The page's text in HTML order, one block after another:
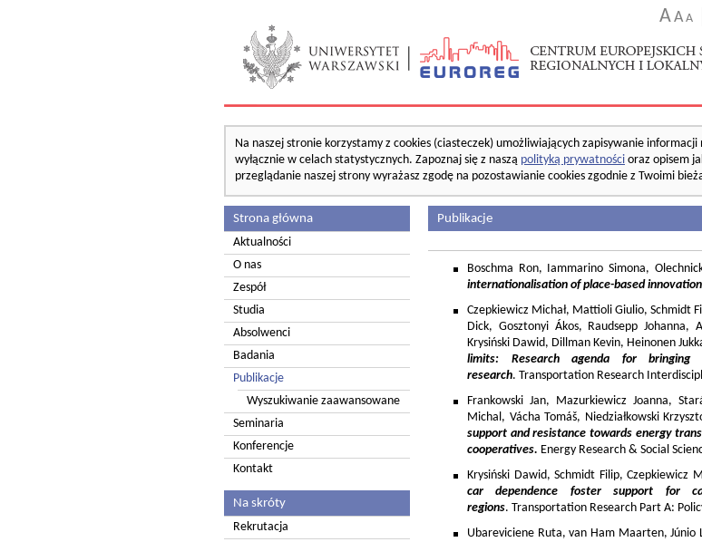
AA A
Na naszej stronie korzystamy z cookies (ciasteczek) umożliwiających zapisywanie
wyłącznie w celach statystycznych. Zapoznaj się z naszą polityką prywatności oraz opisem
przeglądanie naszej strony wyrażasz zgodę na pozostawianie cookies zgodnie z Twoimi
Strona główna
Aktualności
O nas
Zespół
Studia
Absolwenci
Badania
Publikacje
Wyszukiwanie zaawansowane
Seminaria
Konferencje
Kontakt
Na skróty
Rekrutacja
Publikacje
Boschma Ron, Iammarino Simona,
internationalisation of place-based
Czepkiewicz Michał, Mattioli Giulio, Schmidt
Dick, Gosztonyi Ákos, Raudsepp Johanna,
Krysiński Dawid, Dillman Kevin, Heinonen
limits: Research agenda for bringing
research. Transportation Research
Frankowski Jan, Mazurkiewicz Joanna,
Michal, Vácha Tomáš, Niedziałkowski
support and resistance towards energy
cooperatives. Energy Research & Social
Krysiński Dawid, Schmidt Filip, Czepkiewicz
car dependence foster support for
regions. Transportation Research Part A:
Ubareviciene Ruta, van Ham Maarten, Júnio